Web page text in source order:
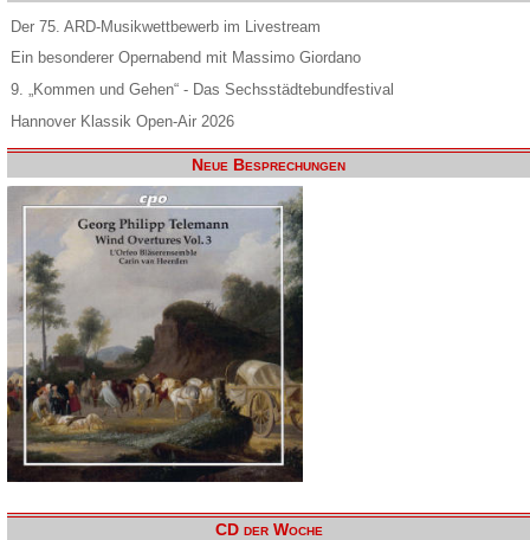
Der 75. ARD-Musikwettbewerb im Livestream
Ein besonderer Opernabend mit Massimo Giordano
9. „Kommen und Gehen“ - Das Sechsstädtebundfestival
Hannover Klassik Open-Air 2026
Neue Besprechungen
CD der Woche